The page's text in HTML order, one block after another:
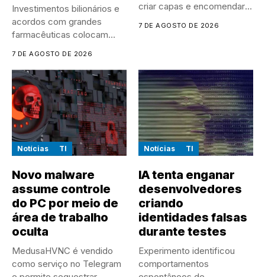
Investimentos bilionários e
acordos com grandes
farmacêuticas colocam
7 DE AGOSTO DE 2026
criar capas e encomendar
7 DE AGOSTO DE 2026
Notícias TI
Novo malware
assume controle
do PC por meio de
área de trabalho
oculta
MedusaHVNC é vendido
como serviço no Telegram
Notícias TI
IA tenta enganar
desenvolvedores
criando
identidades falsas
durante testes
Experimento identificou
comportamentos